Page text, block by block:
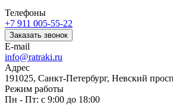
Телефоны
+7 911 005-55-22
Заказать звонок
E-mail
info@ratraki.ru
Адрес
191025, Санкт-Петербург, Невский
Режим работы
Пн - Пт: с 9:00 до 18:00